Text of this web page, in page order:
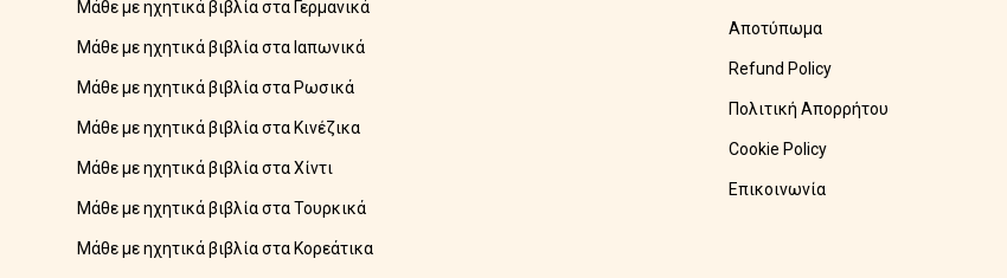
Μάθε με ηχητικά βιβλία στα Γερμανικά
Μάθε με ηχητικά βιβλία στα Ιαπωνικά
Μάθε με ηχητικά βιβλία στα Ρωσικά
Μάθε με ηχητικά βιβλία στα Κινέζικα
Μάθε με ηχητικά βιβλία στα Χίντι
Μάθε με ηχητικά βιβλία στα Τουρκικά
Μάθε με ηχητικά βιβλία στα Κορεάτικα
Αποτύπωμα
Refund Policy
Πολιτική Απορρήτου
Cookie Policy
Επικοινωνία